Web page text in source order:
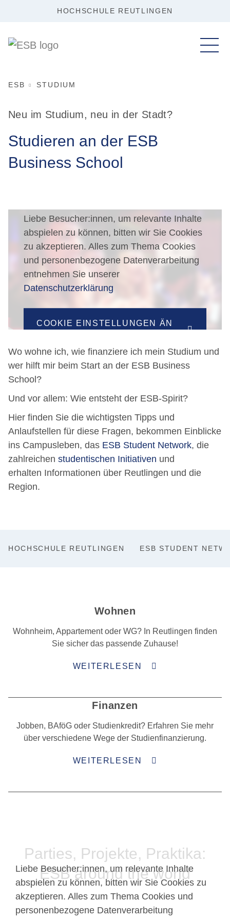
HOCHSCHULE REUTLINGEN
ESB STUDIUM
Neu im Studium, neu in der Stadt?
Studieren an der ESB
Business School
Liebe Besucher:innen, um relevante Inhalte
abspielen zu können, bitten wir Sie Cookies
zu akzeptieren. Alles zum Thema Cookies
und personenbezogene Datenverarbeitung
entnehmen Sie unserer
Datenschutzerklärung
COOKIE EINSTELLUNGEN ÄN
Wo wohne ich, wie finanziere ich mein Studium und
wer hilft mir beim Start an der ESB Business
School?
Und vor allem: Wie entsteht der ESB-Spirit?
Hier finden Sie die wichtigsten Tipps und
Anlaufstellen für diese Fragen, bekommen Einblicke
ins Campusleben, das ESB Student Network, die
zahlreichen studentischen Initiativen und
erhalten Informationen über Reutlingen und die
Region.
HOCHSCHULE REUTLINGEN ESB STUDENT
Wohnen
Wohnheim, Appartement oder WG? In Reutlingen finden
Sie sicher das passende Zuhause!
WEITERLESEN
Finanzen
Jobben, BAföG oder Studienkredit? Erfahren Sie mehr
über verschiedene Wege der Studienfinanzierung.
WEITERLESEN
Parties, Projekte, Praktika:
ESB around the world
Liebe Besucher:innen, um relevante Inhalte
abspielen zu können, bitten wir Sie Cookies zu
akzeptieren. Alles zum Thema Cookies und
personenbezogene Datenverarbeitung